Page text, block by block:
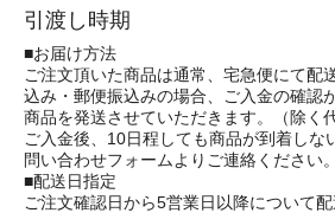
引渡し時期
■お届け方法
ご注文頂いた商品は通常、宅急便にて配
込み・郵便振込みの場合、ご入金の確認
商品を発送させていただきます。（除く
ご入金後、10日程しても商品が到着しな
問い合わせフォームよりご連絡ください。
■配送日指定
ご注文確認日から5営業日以降について